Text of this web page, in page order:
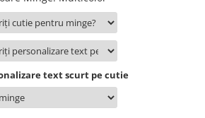
text scurt pe cutie